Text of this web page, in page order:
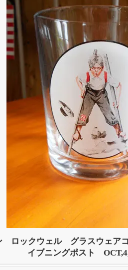
ロックウェル グラスウェ
イブニングポスト